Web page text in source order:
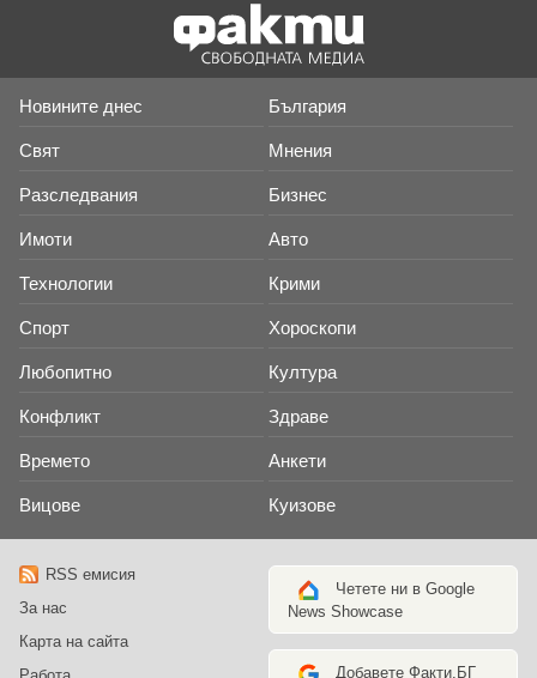
Новините днес България
Свят Мнения
Разследвания Бизнес
Имоти Авто
Технологии Крими
Спорт Хороскопи
Любопитно Култура
Конфликт Здраве
Времето Анкети
Вицове Куизове
RSS емисия
За нас
Карта на сайта
Четете ни в Google
News Showcase
Добавете Факти.БГ